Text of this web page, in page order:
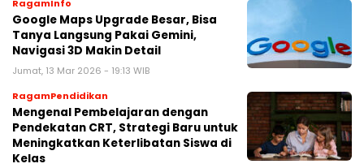
RagamInfo
Google Maps Upgrade Besar, Bisa
Tanya Langsung Pakai Gemini,
Navigasi 3D Makin Detail
Jumat, 13 Mar 2026 - 19:13 WIB
RagamPendidikan
Mengenal Pembelajaran dengan
Pendekatan CRT, Strategi Baru untuk
Meningkatkan Keterlibatan Siswa di
Kelas